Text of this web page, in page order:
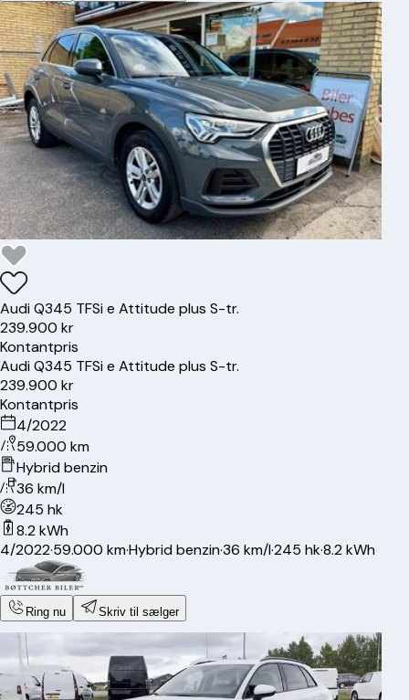
AudiQ345 TFSi e Attitude plus S-tr.
239.900 kr
Kontantpris
AudiQ345 TFSi e Attitude plus S-tr.
239.900 kr
Kontantpris
4/2022
59.000 km
Hybrid benzin
36 km/l
245 hk
8.2 kWh
4/2022·59.000 km·Hybrid benzin·36 km/l·245 hk·8.2 kWh
Ring nu Skriv til sælger